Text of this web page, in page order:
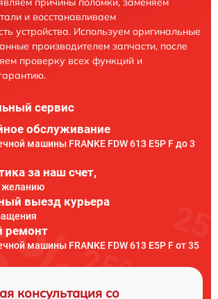
и восстанавливаем
устройства. Используем оригинальные
производителем запчасти, после
проверку всех функций и
сервис
обслуживание
машины FRANKE FDW 613 E5P F до 3
за наш счет,
желанию
выезд курьера
ремонт
машины FRANKE FDW 613 E5P F от 35
консультация со